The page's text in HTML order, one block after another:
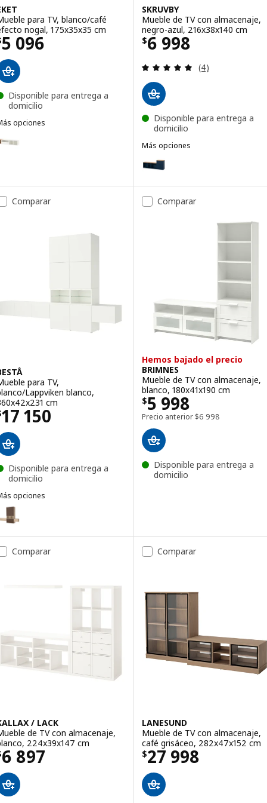
para TV, blanco/café
nogal, 175x35x35 cm
5 096$ 5096
Disponible para entrega a
domicilio
opciones
EKET, Mueble para TV, blanco/roble tinte blanco, 175x35x35
SKRUVBY
Mueble de TV con almacenaje,
negro-azul, 216x38x140 cm
$6 998
Precio $ 6998
Revisa: 5 de 5
(4)
Disponible para entrega a
domicilio
Más opciones
Opción: SKRUVBY, Mueble de
Opción: SKRUVBY, Mueble de
Opción: SKRUVBY, Mueble de
Comparar
para TV,
Lappviken blanco,
cm
17 150$ 17150
Disponible para entrega a
domicilio
opciones
BESTÅ, Mueble para TV, efecto roble tinte blanco
Comparar
Hemos bajado el precio
BRIMNES
Mueble de TV con almacenaje,
blanco, 180x41x190 cm
$5 998
Precio $ 5998
Precio anterior $6 998
Precio anterior $
Disponible para entrega a
domicilio
Comparar
/ LACK
de TV con almacenaje,
224x39x147 cm
6 897$ 6897
Comparar
LANESUND
Mueble de TV con almacenaje,
café grisáceo, 282x47x152 cm
$27 998
Precio $ 27998